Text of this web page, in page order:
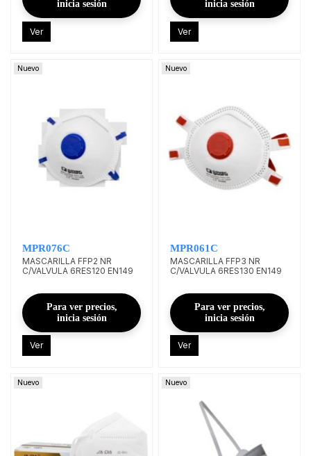
inicia sesión
Ver
inicia sesión
Ver
Nuevo
MPR076C
MASCARILLA FFP2 NR
C/VALVULA 6RES120 EN149
Para ver precios,
inicia sesión
Ver
Nuevo
MPR061C
MASCARILLA FFP3 NR
C/VALVULA 6RES130 EN149
Para ver precios,
inicia sesión
Ver
Nuevo Nuevo